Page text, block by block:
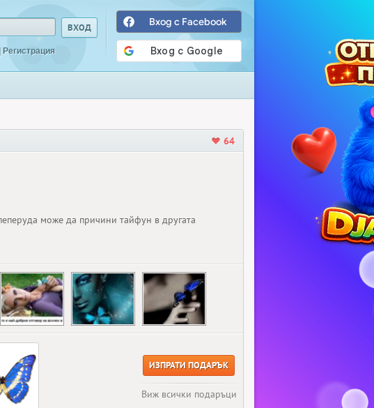
| Регистрация
Вход с Facebook
64
може да причини тайфун в другата
ИЗПРАТИ ПОДАРЪК
Виж всички подаръци